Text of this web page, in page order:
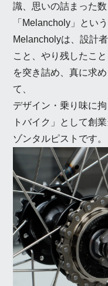
識、思いの詰まった
「Melancholy」とい
Melancholyは、設計
こと、やり残したこ
を突き詰め、真に求
て、
デザイン・乗り味に
トバイク」として創
ゾンタルピストです。